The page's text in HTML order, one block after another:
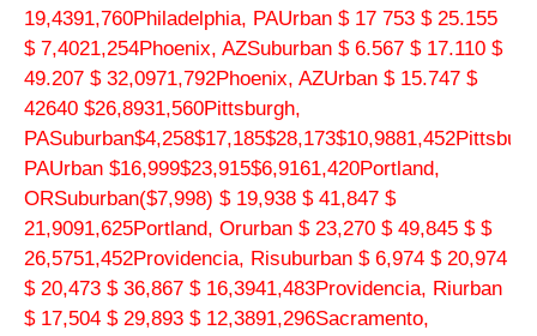
19,4391,760Philadelphia, PAUrban $ 17 753 $ 25.155
$ 7,4021,254Phoenix, AZSuburban $ 6.567 $ 17.110 $
49.207 $ 32,0971,792Phoenix, AZUrban $ 15.747 $
42640 $26,8931,560Pittsburgh,
PAUrban $16,999$23,915$6,9161,420Portland,
ORSuburban($7,998) $ 19,938 $ 41,847 $
21,9091,625Portland, Orurban $ 23,270 $ 49,845 $ $
26,5751,452Providencia, Risuburban $ 6,974 $ 20,974
$ 20,473 $ 36,867 $ 16,3941,483Providencia, Riurban
$ 17,504 $ 29,893 $ 12,3891,296Sacramento,